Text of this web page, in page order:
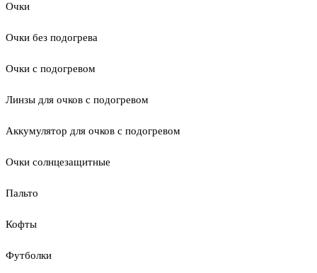
Очки
Очки без подогрева
Очки с подогревом
Линзы для очков с подогревом
Аккумулятор для очков с подогревом
Очки солнцезащитные
Пальто
Кофты
Футболки